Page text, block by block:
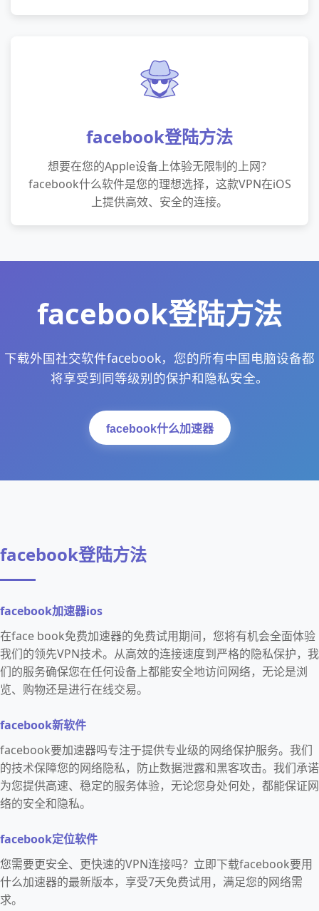
facebook登陆方法
想要在您的Apple设备上体验无限制的上网？
facebook什么软件是您的理想选择，这款VPN在iOS
上提供高效、安全的连接。
facebook登陆方法
下载外国社交软件facebook，您的所有中国电脑设备都
将享受到同等级别的保护和隐私安全。
facebook什么加速器
facebook登陆方法
facebook加速器ios
在face book免费加速器的免费试用期间，您将有机会全面体验
我们的领先VPN技术。从高效的连接速度到严格的隐私保护，我
们的服务确保您在任何设备上都能安全地访问网络，无论是浏
览、购物还是进行在线交易。
facebook新软件
facebook要加速器吗专注于提供专业级的网络保护服务。我们
的技术保障您的网络隐私，防止数据泄露和黑客攻击。我们承诺
为您提供高速、稳定的服务体验，无论您身处何处，都能保证网
络的安全和隐私。
facebook定位软件
您需要更安全、更快速的VPN连接吗？立即下载facebook要用
什么加速器的最新版本，享受7天免费试用，满足您的网络需
求。